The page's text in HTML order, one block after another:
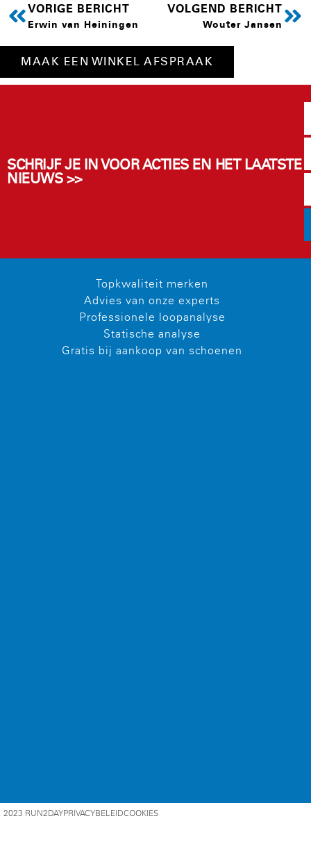
VORIGE BERICHT
Erwin van Heiningen
VOLGEND BERICHT
Wouter Jansen
MAAK EEN WINKEL AFSPRAAK
SCHRIJF JE IN VOOR ACTIES EN HET LAATSTE
NIEUWS >>
Topkwaliteit merken
Advies van onze experts
Professionele loopanalyse
Statische analyse
Gratis bij aankoop van schoenen
2023 RUN2DAYPRIVACYBELEIDCOOKIES